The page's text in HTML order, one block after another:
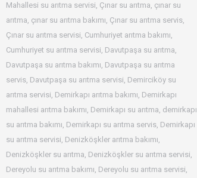
Mahallesi su arıtma servisi, Çınar su arıtma, çınar su
arıtma, çınar su arıtma bakımı, Çınar su arıtma servis,
Çınar su arıtma servisi, Cumhuriyet arıtma bakımı,
Cumhuriyet su arıtma servisi, Davutpaşa su arıtma,
Davutpaşa su arıtma bakımı, Davutpaşa su arıtma
servis, Davutpaşa su arıtma servisi, Demirciköy su
arıtma servisi, Demirkapı arıtma bakımı, Demirkapı
mahallesi arıtma bakımı, Demirkapı su arıtma, demirkapı
su arıtma bakımı, Demirkapı su arıtma servis, Demirkapı
su arıtma servisi, Denizköşkler arıtma bakımı,
Denizköşkler su arıtma, Denizköşkler su arıtma servisi,
Dereyolu su arıtma bakımı, Dereyolu su arıtma servisi,